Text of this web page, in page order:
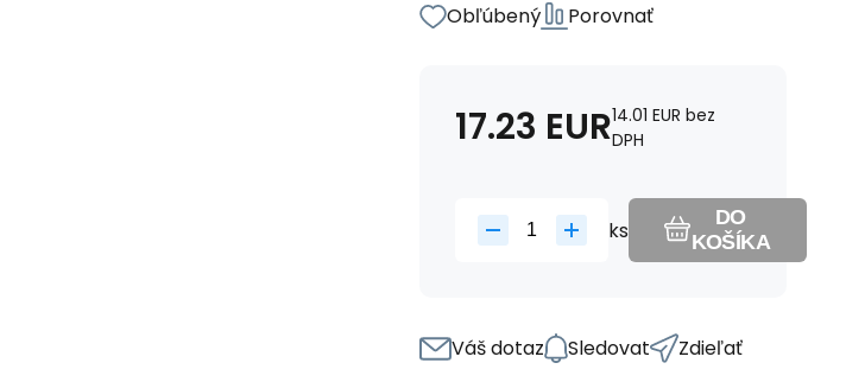
Obľúbený Porovnať
17.23 EUR14.01 EUR bez
DPH
ks
DO
KOŠÍKA
Váš dotaz Sledovat Zdieľať